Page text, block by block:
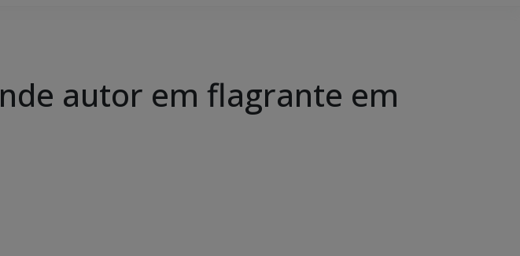
autor em flagrante em